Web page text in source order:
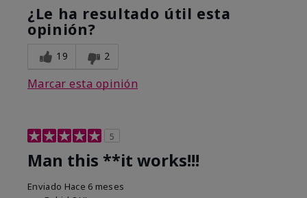
¿Le ha resultado útil esta
opinión?
19 2
Marcar esta opinión
5
Man this **it works!!!
Enviado Hace 6 meses